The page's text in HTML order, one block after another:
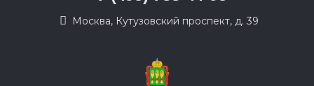
Москва, Кутузовский проспект, д. 39